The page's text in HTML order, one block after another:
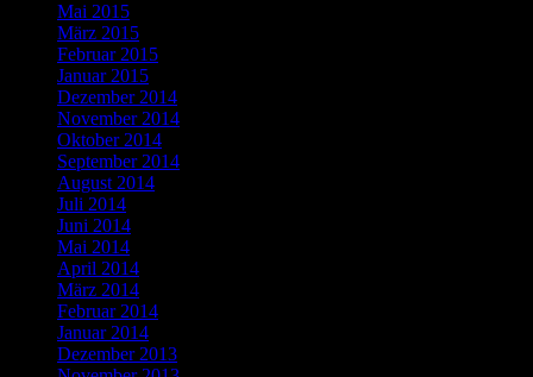
Mai 2015
März 2015
Februar 2015
Januar 2015
Dezember 2014
November 2014
Oktober 2014
September 2014
August 2014
Juli 2014
Juni 2014
Mai 2014
April 2014
März 2014
Februar 2014
Januar 2014
Dezember 2013